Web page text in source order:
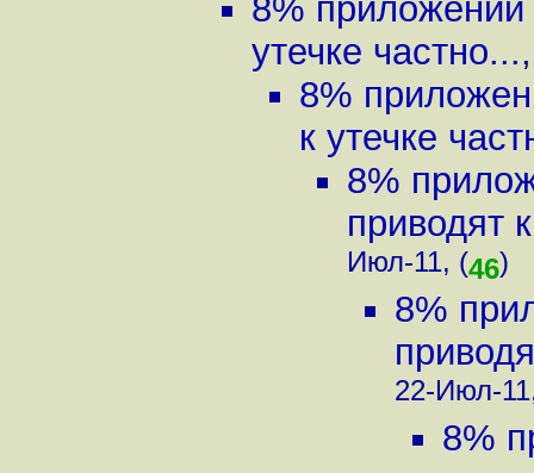
8%
утечке частно...
8%
к утечке
8%
приводят
Июл-11, (46)
8%
22-Июл-
8%